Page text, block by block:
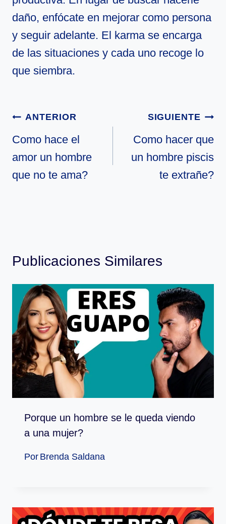
daño, enfócate en mejorar como persona
y seguir adelante. El karma se encarga
de las situaciones y cada uno recoge lo
que siembra.
Navegación
de
entradas
ANTERIOR
Como hace el
amor un hombre
que no te ama?
SIGUIENTE
Como hacer que
un hombre piscis
te extrañe?
Publicaciones Similares
Porque un hombre se le queda viendo
a una mujer?
Por Brenda Saldana